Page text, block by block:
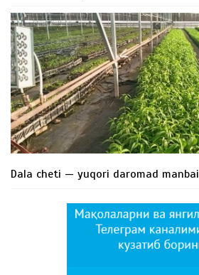
Dala cheti — yuqori daromad manbai